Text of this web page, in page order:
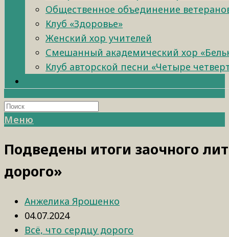
Общественное объединение
Клуб «Здоровье»
Женский хор учителей
Смешанный академический хор
Клуб авторской песни «Четыре
Меню
Подведены итоги заочного
дорого»
Анжелика Ярошенко
04.07.2024
Всё, что сердцу дорого